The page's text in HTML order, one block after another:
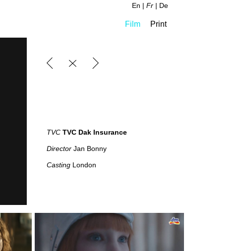
En Fr De
Film Print
TVC TVC Dak Insurance
Director Jan Bonny
Casting London